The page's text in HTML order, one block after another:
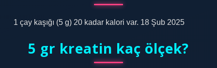
1 çay kaşığı (5 g) 20 kadar kalori var. 18 Şub 2025
5 gr kreatin kaç ölçek?